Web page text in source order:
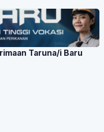
Taruna/i Baru